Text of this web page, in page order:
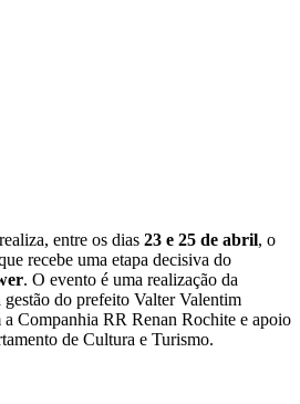
entre os dias 23 e 25 de abril, o
recebe uma etapa decisiva do
. O evento é uma realização da
do prefeito Valter Valentim
Companhia RR Renan Rochite e apoio
de Cultura e Turismo.